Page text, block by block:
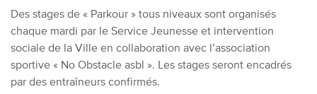
Des stages de « Parkour » tous niveaux sont organisés
chaque mardi par le Service Jeunesse et intervention
sociale de la Ville en collaboration avec l’association
sportive « No Obstacle asbl ». Les stages seront encadrés
par des entraîneurs confirmés.